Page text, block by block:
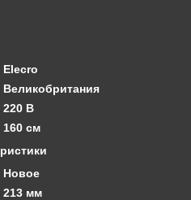
Elecro
Великобритания
220 В
160 см
Новое
213 мм